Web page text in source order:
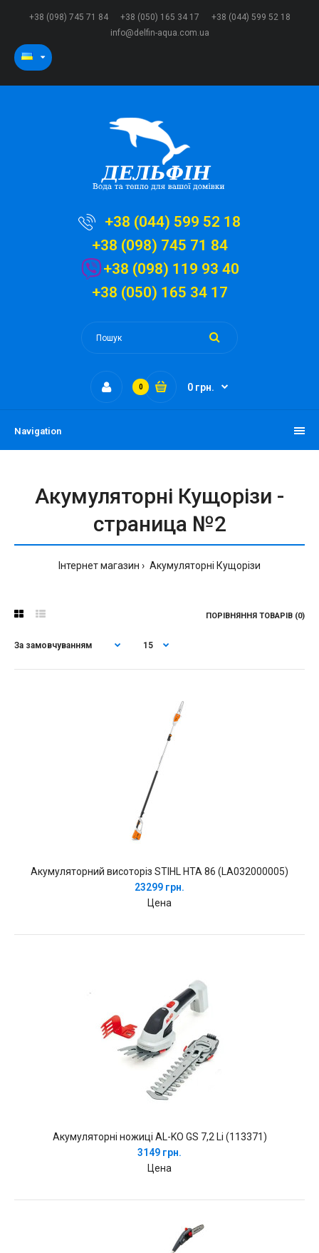
+38 (098) 745 71 84 +38 (050) 165 34 17
+38 (044) 599 52 18
info@delfin-aqua.com.ua
+38 (044) 599 52 18
+38 (098) 745 71 84
+38 (098) 119 93 40
+38 (050) 165 34 17
0 0 грн.
Navigation
Акумуляторні Кущорізи -
страница №2
Інтернет магазин Акумуляторні Кущорізи
ПОРІВНЯННЯ ТОВАРІВ (0)
Акумуляторний висоторіз STIHL HTA 86 (LA032000005)
23299 грн.
Цена
Акумуляторні ножиці AL-KO GS 7,2 Li (113371)
3149 грн.
Цена